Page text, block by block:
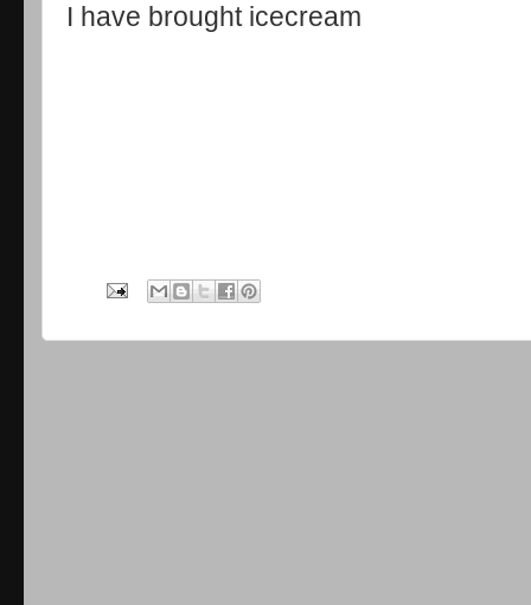
I have brought icecream